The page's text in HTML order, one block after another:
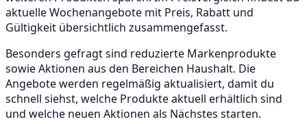
aktuelle Wochenangebote mit Preis, Rabatt und
Gültigkeit übersichtlich zusammengefasst.
Besonders gefragt sind reduzierte Markenprodukte
sowie Aktionen aus den Bereichen Haushalt. Die
Angebote werden regelmäßig aktualisiert, damit du
schnell siehst, welche Produkte aktuell erhältlich sind
und welche neuen Aktionen als Nächstes starten.